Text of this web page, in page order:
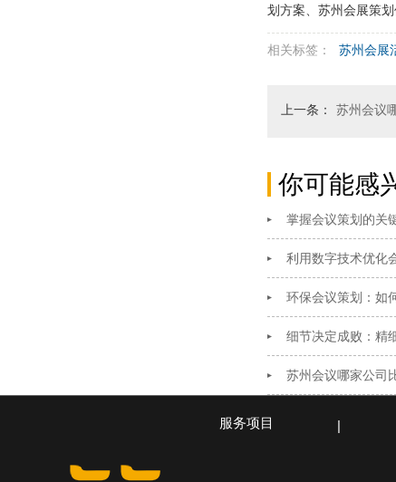
划方案、苏州会展策
相关标签： 苏州会展
上一条： 苏州会议
你可能感
掌握会议策划的关
利用数字技术优化
环保会议策划：如
细节决定成败：精
苏州会议哪家公司
服务项目